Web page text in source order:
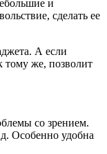
и
сделать ее
А если
тому же, позволит
со зрением.
Особенно удобна